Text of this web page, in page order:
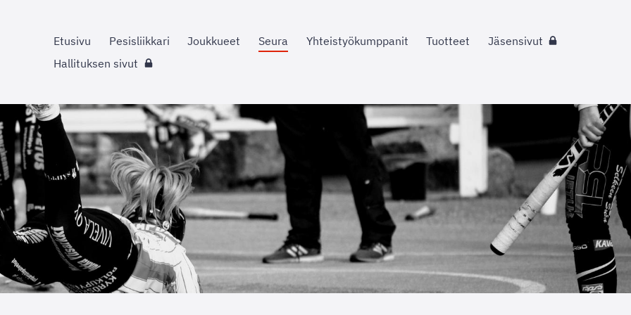
Etusivu Pesisliikkari Joukkueet Seura Yhteistyökumppanit Tuotteet
Jäsensivut
Hallituksen sivut